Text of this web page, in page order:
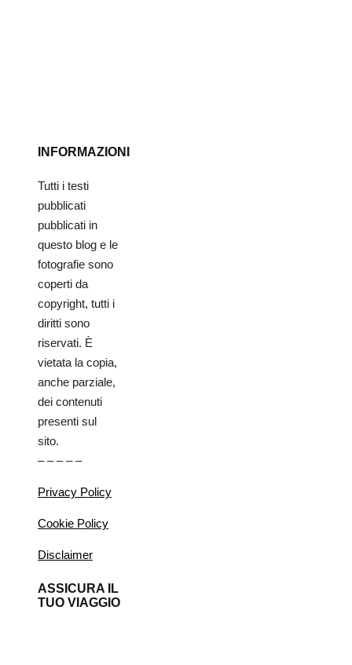
INFORMAZIONI
Tutti i testi
pubblicati
pubblicati in
questo blog e le
fotografie sono
coperti da
copyright, tutti i
diritti sono
riservati. È
vietata la copia,
anche parziale,
dei contenuti
presenti sul
sito.
– – – – –
Privacy Policy
Cookie Policy
Disclaimer
ASSICURA IL
TUO VIAGGIO